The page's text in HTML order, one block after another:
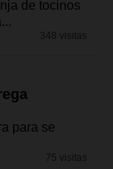
de tocinos
348 visitas
para se
75 visitas